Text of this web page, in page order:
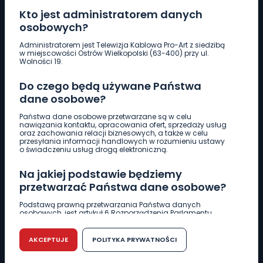
Kto jest administratorem danych
osobowych?
Administratorem jest Telewizja Kablowa Pro-Art z siedzibą
w miejscowości Ostrów Wielkopolski (63-400) przy ul.
Wolności 19.
Do czego będą używane Państwa
dane osobowe?
Państwa dane osobowe przetwarzane są w celu
nawiązania kontaktu, opracowania ofert, sprzedaży usług
oraz zachowania relacji biznesowych, a także w celu
przesyłania informacji handlowych w rozumieniu ustawy
o świadczeniu usług drogą elektroniczną.
Na jakiej podstawie będziemy
przetwarzać Państwa dane osobowe?
Podstawą prawną przetwarzania Państwa danych
osobowych, jest artykuł 6 Rozporządzenia Parlamentu
r. w sprawie ochrony osób fizycznych w związku z
przetwarzaniem danych osobowych w sprawie
swobodnego przepływu takich danych oraz uchylenia
dyrektywy 95/46/WE (RODO).
AKCEPTUJE POLITYKA PRYWATNOŚCI
Pobierz logotyp
661 997 997
REDAKCJA
62 735 22 22redakcja@wlkp24.info
DZIAŁ REKLAMY
62 735 01 85 reklama@wlkp24.info
WIADOMOŚCI
CIEKAWOSTKI